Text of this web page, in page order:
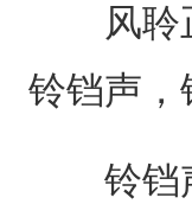
风聆正
铃铛声，
铃铛声